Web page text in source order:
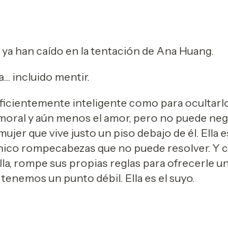
han caído en la tentación de Ana Huang.
incluido mentir.
inteligente como para
y aún menos el amor, pero no puede
que vive justo un piso debajo de él. Ella
rompecabezas que no puede resolver. Y
rompe sus propias reglas para ofrecerle
un punto débil. Ella es el suyo.